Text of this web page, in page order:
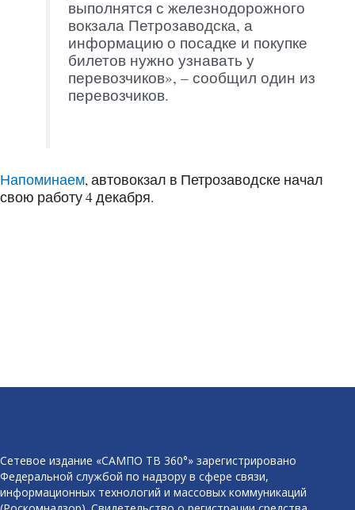
выполнятся с железнодорожного
вокзала Петрозаводска, а
информацию о посадке и покупке
билетов нужно узнавать у
перевозчиков», – сообщил один из
перевозчиков.
Напоминаем, автовокзал в Петрозаводске начал
свою работу 4 декабря.
Сетевое издание «САМПО ТВ 360°» зарегистрировано
Федеральной службой по надзору в сфере связи,
информационных технологий и массовых коммуникаций